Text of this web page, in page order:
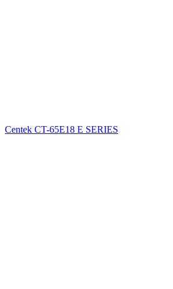
Centek CT-65E18 E SERIES